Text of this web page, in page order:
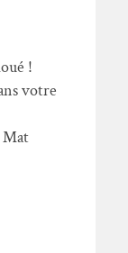
!
votre
Mat